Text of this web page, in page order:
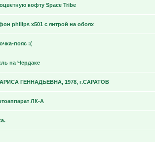
кофту Space Tribe
philips x501 c янтрой на обоях
пояс :(
на Чердаке
ГЕННАДЬЕВНА, 1978, г.САРАТОВ
ЛК-А